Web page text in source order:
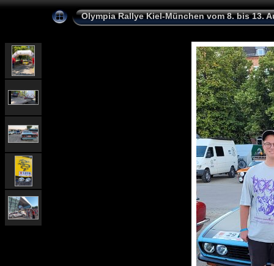
Olympia Rallye Kiel-München vom 8. bis 13.